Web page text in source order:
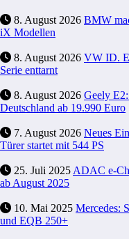
8. August 2026 BMW
iX Modellen
8. August 2026 VW ID.
Serie enttarnt
8. August 2026 Geely
Deutschland ab 19.990 Euro
7. August 2026 Neues
Türer startet mit 544 PS
25. Juli 2025 ADAC e-
ab August 2025
10. Mai 2025 Mercedes:
und EQB 250+